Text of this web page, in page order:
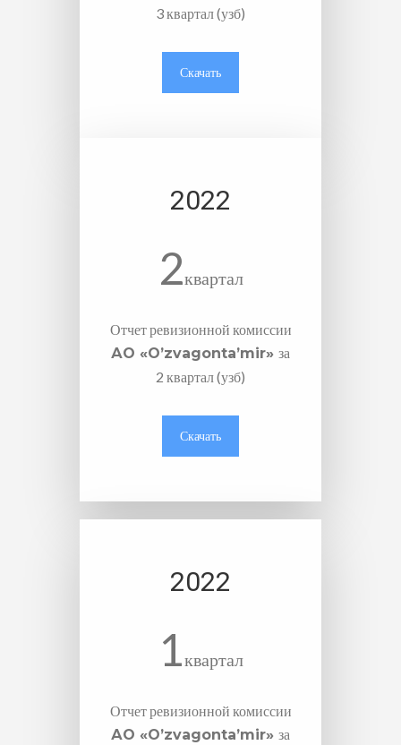
3 квартал (узб)
Скачать
2022
2квартал
Отчет ревизионной комиссии
АО «O’zvagonta’mir» за
2 квартал (узб)
Скачать
2022
1квартал
Отчет ревизионной комиссии
АО «O’zvagonta’mir» за